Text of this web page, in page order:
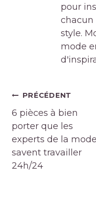
pour
chacun
style.
mode
Navigation
de
l’article
PRÉCÉDENT
6 pièces à bien
porter que les
experts de la mode
savent travailler
24h/24